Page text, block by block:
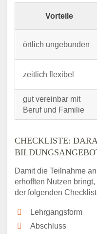
Vorteile
örtlich ungebunden
zeitlich flexibel
gut vereinbar mit
Beruf und Familie
CHECKLISTE:
Damit die Teilnahme
erhofften Nutzen
der folgenden
Lehrgangsform
Abschluss